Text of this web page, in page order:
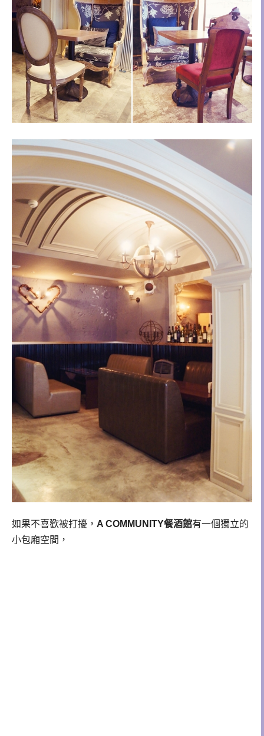
如果不喜歡被打擾， A COMMUNITY餐酒館有一個獨立的
小包廂空間，